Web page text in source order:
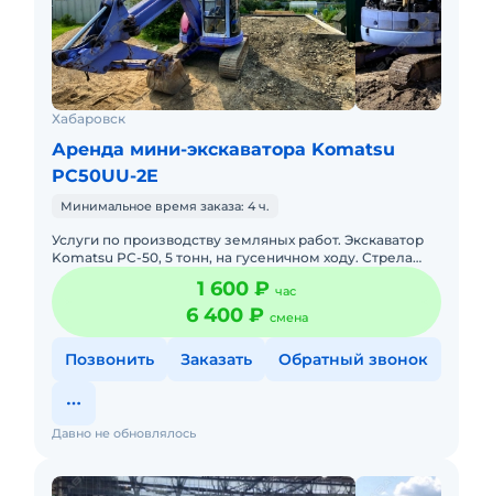
Хабаровск
Аренда мини-экскаватора Komatsu
PC50UU-2E
Минимальное время заказа: 4 ч.
Услуги по производству земляных работ. Экскаватор
Komatsu PC-50, 5 тонн, на гусеничном ходу. Стрела
робот, отвал. Ковш 0,25 куба. Доставка до места
производств
1 600 ₽ час
6 400 ₽ смена
Позвонить Заказать Обратный звонок
Давно не обновлялось